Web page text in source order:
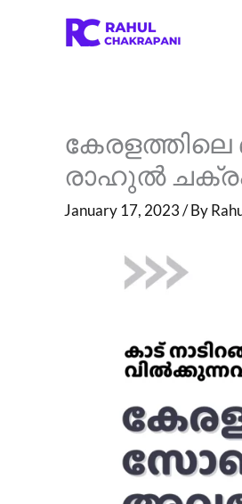
രാഹുൽ
January 17, 2023/ By